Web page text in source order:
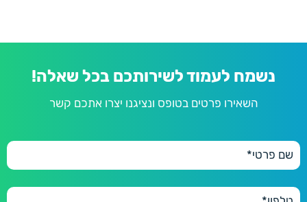
נשמח לעמוד לשירותכם בכל שאלה!
השאירו פרטים בטופס ונציגנו יצרו אתכם קשר